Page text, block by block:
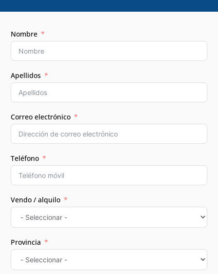
Nombre
Apellidos
Correo electrónico
Teléfono
Vendo / alquilo
Provincia